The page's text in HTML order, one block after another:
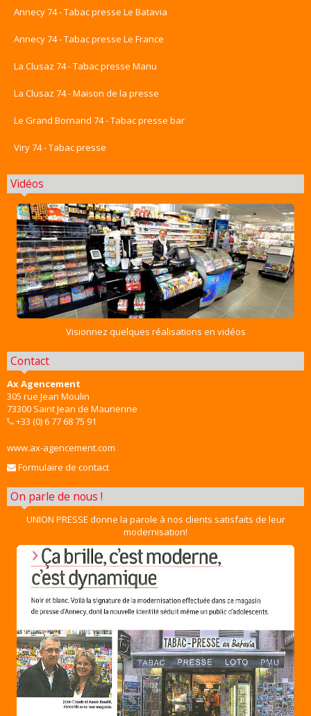
Annecy 74 - Tabac presse Le Batavia
Annecy 74 - Tabac presse Le France
La Clusaz 74 - Tabac presse Manu
La Clusaz 74 - Maison de la presse
Le Grand Bornand 74 - Tabac presse bar
Viry 74 - Tabac presse
Vidéos
Visionnez quelques réalisations en vidéos
Contact
Ax Agencement
305 rue Jean Moulin
73300 Saint Jean de Maurienne
+33 (0) 6 77 68 75 91
www.ax-agencement.com
Formulaire de contact
On parle de nous !
UNION PRESSE donne la parole à nos clients satisfaits de leur
modernisation!